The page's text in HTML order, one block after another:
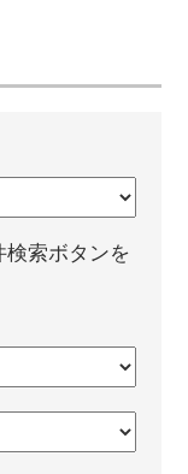
検索ボタンを